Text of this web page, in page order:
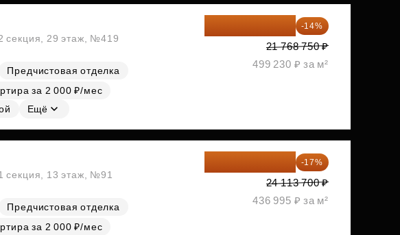
секция, 29 этаж, №419
Предчистовая отделка
за 2 000 ₽/мес
Ещё
-14%
21 768 750 ₽
499 230 ₽ за м²
секция, 13 этаж, №91
Предчистовая отделка
за 2 000 ₽/мес
-17%
24 113 700 ₽
436 995 ₽ за м²